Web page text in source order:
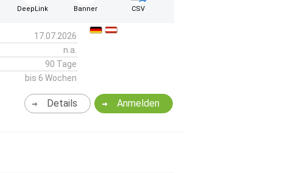
DeepLink Banner CSV
17.07.2026
n.a.
90 Tage
bis 6 Wochen
Anmelden
Details